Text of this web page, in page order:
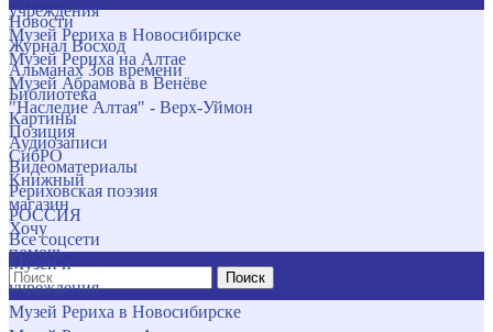
учреждения
Музей Рериха в Новосибирске
Музей Рериха на Алтае
Музей Абрамова в Венёве
"Наследие Алтая" - Верх-Уймон
Позиция
СибРО
Книжный
магазин
Хочу
помочь
Поиск
Новости
Журнал Восход
Альманах Зов времени
Библиотека
Картины
Аудиозаписи
Видеоматериалы
Рериховская поэзия
РОССИЯ
Все соцсети
Музеи и
учреждения
Музей Рериха в Новосибирске